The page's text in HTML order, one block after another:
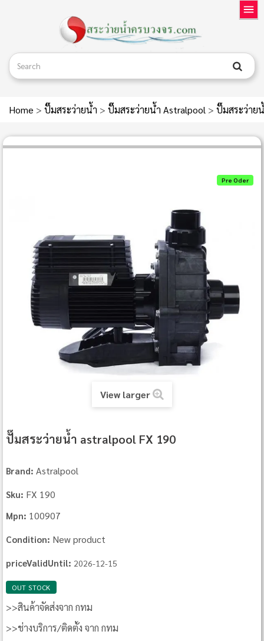
Home > ปั๊มสระว่ายน้ำ > ปั๊มสระว่ายน้ำ Astralpool > ปั๊มสระว่าย
Pre Oder
View larger
ปั๊มสระว่ายน้ำ astralpool FX 190
Brand: Astralpool
Sku: FX 190
Mpn: 100907
Condition: New product
priceValidUntil: 2026-12-15
OUT STOCK
>>สินค้าจัดส่งจาก กทม
>>ช่างบริการ/ติดตั้ง จาก กทม